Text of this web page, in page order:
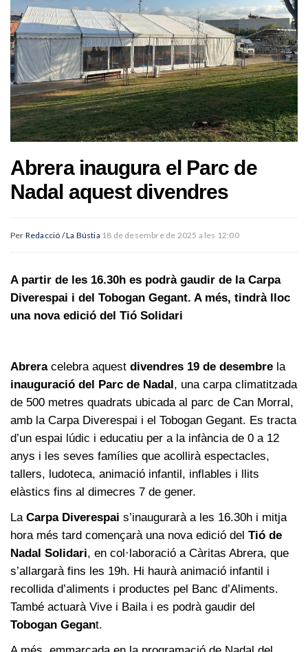
Abrera inaugura el Parc de
Nadal aquest divendres
Per Redacció / La Bústia 18 de desembre de 2025 a les 12:00
A partir de les 16.30h es podrà gaudir de la Carpa
Diverespai i del Tobogan Gegant. A més, tindrà lloc
una nova edició del Tió Solidari
Abreracelebra aquest divendres 19 de desembre la
inauguració del Parc de Nadal, una carpa climatitzada
de 500 metres quadrats ubicada al parc de Can Morral,
amb la Carpa Diverespai i el Tobogan Gegant. Es tracta
d’un espai lúdic i educatiu per a la infància de 0 a 12
anys i les seves famílies que acollirà espectacles,
tallers, ludoteca, animació infantil, inflables i llits
elàstics fins al dimecres 7 de gener.
La Carpa Diverespai s’inaugurarà a les 16.30h i mitja
hora més tard començarà una nova edició del Tió de
Nadal Solidari, en col·laboració a Càritas Abrera, que
s’allargarà fins les 19h. Hi haurà animació infantil i
recollida d’aliments i productes pel Banc d’Aliments.
També actuarà Vive i Baila i es podrà gaudir del
Tobogan Gegant.